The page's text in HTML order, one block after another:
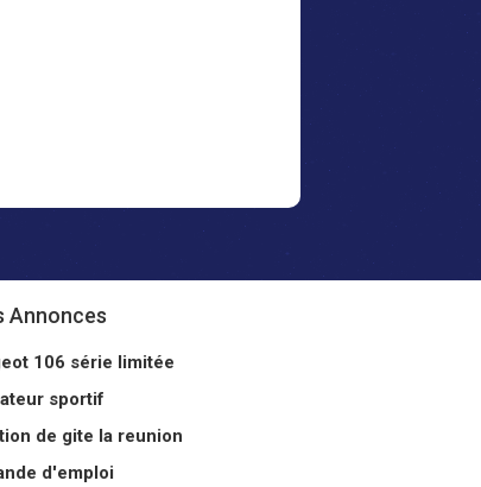
Annonces
106 série limitée
sportif
de gite la reunion
d'emploi